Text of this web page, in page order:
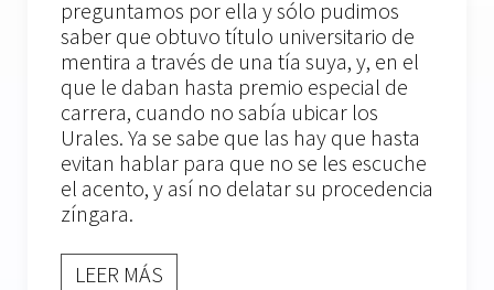
preguntamos por ella y sólo pudimos
saber que obtuvo título universitario de
mentira a través de una tía suya, y, en el
que le daban hasta premio especial de
carrera, cuando no sabía ubicar los
Urales. Ya se sabe que las hay que hasta
evitan hablar para que no se les escuche
el acento, y así no delatar su procedencia
zíngara.
LEER MÁS